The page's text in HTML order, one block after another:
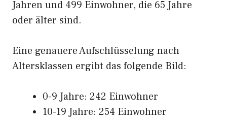
Jahren und 499 Einwohner, die 65 Jahre
oder älter sind.
Eine genauere Aufschlüsselung nach
Altersklassen ergibt das folgende Bild:
0-9 Jahre: 242 Einwohner
10-19 Jahre: 254 Einwohner